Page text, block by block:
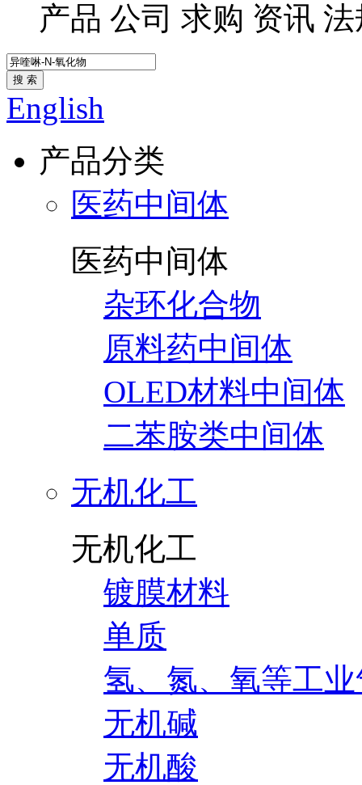
产品 公司 求购 资讯 法
搜 索
English
产品分类
医药中间体
医药中间体
杂环化合物
原料药中间体
OLED材料中间体
二苯胺类中间体
无机化工
无机化工
镀膜材料
单质
氢、氮、氧等工
无机碱
无机酸